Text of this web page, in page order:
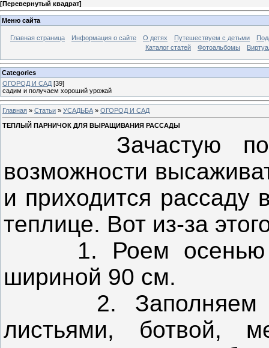
[Перевернутый квадрат]
Меню сайта
Главная страница Информация о сайте О детях Путешествуем с детьми
Каталог статей
Фотоальбомы
Categories
ОГОРОД И САД [39]
садим и получаем хороший урожай
Главная » Статьи » УСАДЬБА » ОГОРОД И САД
ТЕПЛЫЙ ПАРНИЧОК ДЛЯ ВЫРАЩИВАНИЯ РАССАДЫ
Зачастую
возможности
и приходится
теплице. Вот из-за
1. Роем осенью
шириной 90 см.
2. Заполняем
листьями, ботвой,